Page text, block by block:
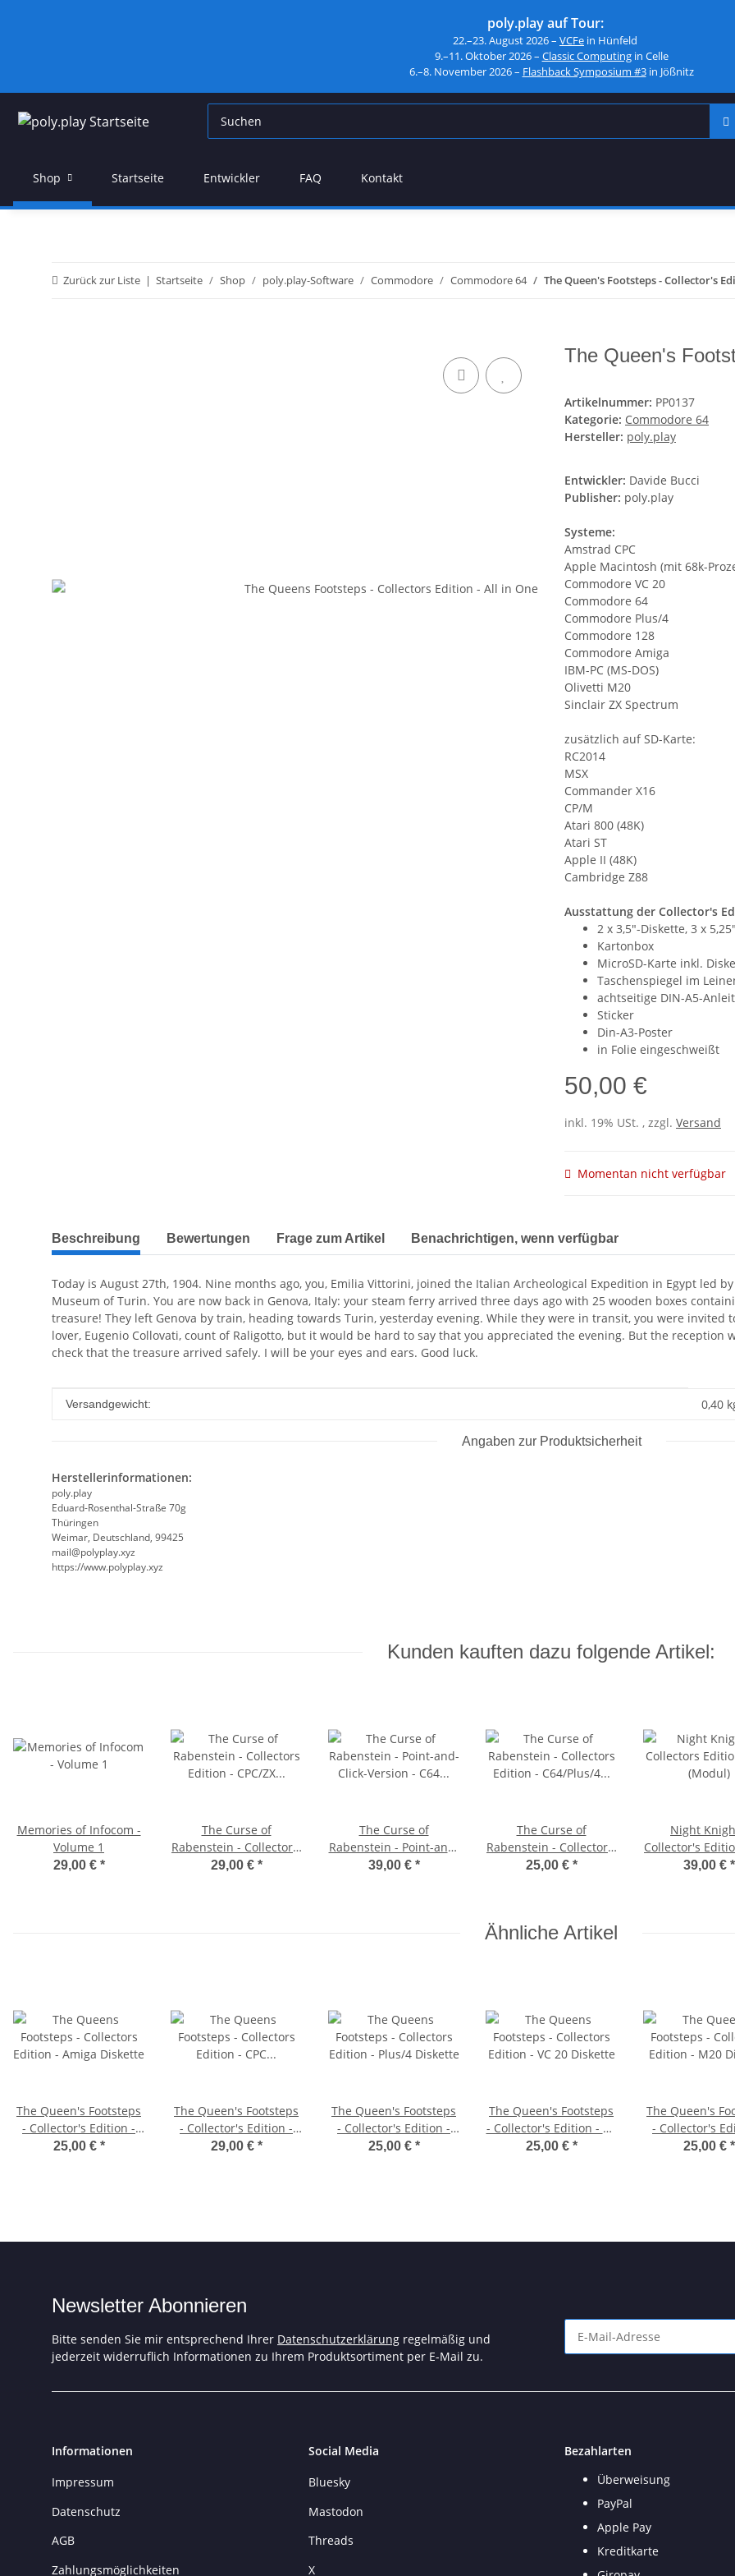
poly.play auf Tour:
22.–23. August 2026 – VCFe in Hünfeld
9.–11. Oktober 2026 – Classic Computingin Celle
6.–8. November 2026 – Flashback Symposium #3in Jößnitz
Shop Startseite Entwickler FAQ Kontakt
Zurück zur Liste Startseite Shop poly.play-Software Commodore Commodore 64 The Queen's Footsteps - Collector's
The Queen's
Artikelnummer: PP0137
Kategorie: Commodore 64
Hersteller: poly.play
Entwickler: Davide Bucci
Publisher: poly.play
Systeme:
Amstrad CPC
Apple Macintosh (mit 68k-
Commodore VC 20
Commodore 64
Commodore Plus/4
Commodore 128
Commodore Amiga
IBM-PC (MS-DOS)
Olivetti M20
Sinclair ZX Spectrum
zusätzlich auf SD-Karte:
RC2014
MSX
Commander X16
CP/M
Atari 800 (48K)
Atari ST
Apple II (48K)
Cambridge Z88
Ausstattung der Collector's
2 x 3,5"-Diskette, 3 x
Kartonbox
MicroSD-Karte inkl.
Taschenspiegel im
achtseitige DIN-A5-
Sticker
Din-A3-Poster
in Folie eingeschweißt
50,00 €
inkl. 19% USt. , zzgl. Versand
Momentan nicht verfügbar
weitere Registerkarten anzeigen
Beschreibung Bewertungen Frage zum Artikel Benachrichtigen, wenn verfügbar
Today is August 27th, 1904. Nine months ago, you, Emilia Vittorini, joined the Italian Archeological Expedition in Egypt led
Museum of Turin. You are now back in Genova, Italy: your steam ferry arrived three days ago with 25 wooden boxes
treasure! They left Genova by train, heading towards Turin, yesterday evening. While they were in transit, you were
lover, Eugenio Collovati, count of Raligotto, but it would be hard to say that you appreciated the evening. But the reception
check that the treasure arrived safely. I will be your eyes and ears. Good luck.
Produkteigenschaft
Wert
Versandgewicht: 0,40
Angaben zur Produktsicherheit
Herstellerinformationen:
poly.play
Eduard-Rosenthal-Straße 70g
Thüringen
Weimar, Deutschland, 99425
mail@polyplay.xyz
https://www.polyplay.xyz
Kunden kauften dazu folgende Artikel:
Memories of Infocom -
Volume 1
29,00 € *
The Curse of
Rabenstein - Collector's
Edition - CPC/ZX
29,00 € *
The Curse of
Rabenstein - Point-and-
Click-Version - C64
39,00 € *
The Curse of
Rabenstein - Collector's
Edition - C64/Plus/4
25,00 € *
Night
Collector's
(Modul)
39,00 € *
Ähnliche Artikel
The Queen's Footsteps
- Collector's Edition -
Amiga Diskette
25,00 € *
The Queen's Footsteps
- Collector's Edition -
CPC 3"-Diskette
29,00 € *
The Queen's Footsteps
- Collector's Edition -
Plus/4 Diskette
25,00 € *
The Queen's Footsteps
- Collector's Edition - VC
20 Diskette
25,00 € *
The Queen's
- Collector's
M20
25,00 € *
Newsletter Abonnieren
Bitte senden Sie mir entsprechend Ihrer Datenschutzerklärung regelmäßig und
jederzeit widerruflich Informationen zu Ihrem Produktsortiment per E-Mail zu.
Informationen
Impressum
Datenschutz
AGB
Zahlungsmöglichkeiten
Social Media
Bluesky
Mastodon
Threads
X
Bezahlarten
Überweisung
PayPal
Apple Pay
Kreditkarte